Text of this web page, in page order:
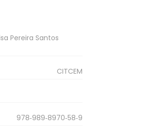
Pereira Santos
CITCEM
978‑989‑8970‑58‑9